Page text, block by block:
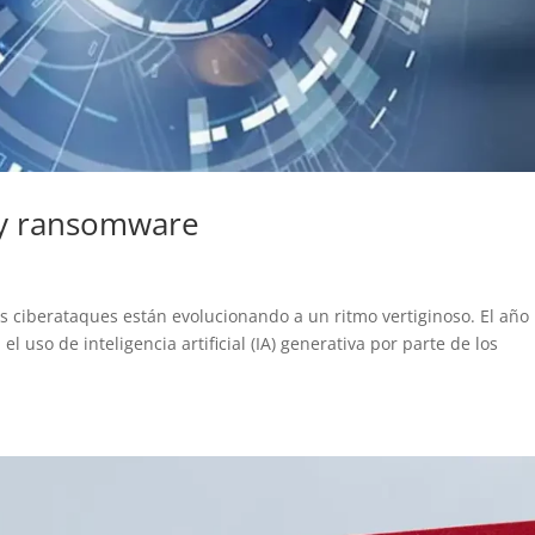
ransomware
ciberataques están evolucionando a un ritmo vertiginoso. El año
uso de inteligencia artificial (IA) generativa por parte de los